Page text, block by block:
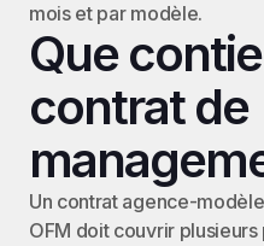
mois et par modèle.
Que
contrat de
Un contrat agence-
OFM doit couvrir